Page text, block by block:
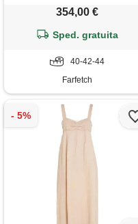
354,00 €
Sped. gratuita
40-42-44
Farfetch